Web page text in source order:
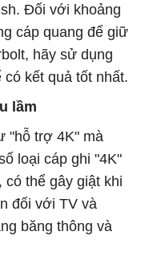
Đối với khoảng
cáp quang để giữ
hãy sử dụng
kết quả tốt nhất.
lầm
"hỗ trợ 4K" mà
loại cáp ghi "4K"
thể gây giật khi
đối với TV và
băng thông và